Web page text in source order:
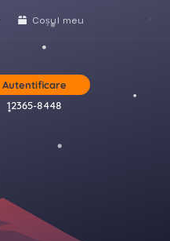
Coșul meu
Autentificare
12365-8448